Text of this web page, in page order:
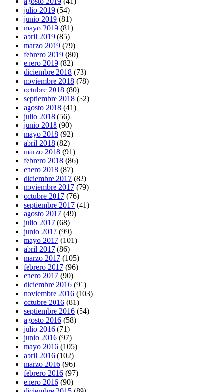
julio 2019 (54)
junio 2019 (81)
mayo 2019 (81)
abril 2019 (85)
marzo 2019 (79)
febrero 2019 (80)
enero 2019 (82)
diciembre 2018 (73)
noviembre 2018 (78)
octubre 2018 (80)
septiembre 2018 (32)
agosto 2018 (41)
julio 2018 (56)
junio 2018 (90)
mayo 2018 (92)
abril 2018 (82)
marzo 2018 (91)
febrero 2018 (86)
enero 2018 (87)
diciembre 2017 (82)
noviembre 2017 (79)
octubre 2017 (76)
septiembre 2017 (41)
agosto 2017 (49)
julio 2017 (68)
junio 2017 (99)
mayo 2017 (101)
abril 2017 (86)
marzo 2017 (105)
febrero 2017 (96)
enero 2017 (90)
diciembre 2016 (91)
noviembre 2016 (103)
octubre 2016 (81)
septiembre 2016 (54)
agosto 2016 (58)
julio 2016 (71)
junio 2016 (97)
mayo 2016 (105)
abril 2016 (102)
marzo 2016 (96)
febrero 2016 (97)
enero 2016 (90)